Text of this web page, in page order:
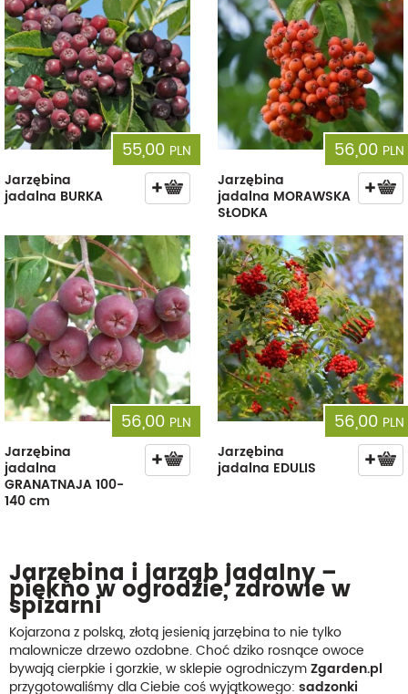
55,00 PLN
Jarzębina
jadalna BURKA
56,00 PLN
Jarzębina
jadalna MORAWSKA
SŁODKA
56,00 PLN
Jarzębina
jadalna
GRANATNAJA 100-
140 cm
56,00 PLN
Jarzębina
jadalna EDULIS
Jarzębina i jarząb jadalny –
piękno w ogrodzie, zdrowie w
spiżarni
Kojarzona z polską, złotą jesienią jarzębina to nie tylko
malownicze drzewo ozdobne. Choć dziko rosnące owoce
bywają cierpkie i gorzkie, w sklepie ogrodniczymZgarden.pl
przygotowaliśmy dla Ciebie coś wyjątkowego: sadzonki